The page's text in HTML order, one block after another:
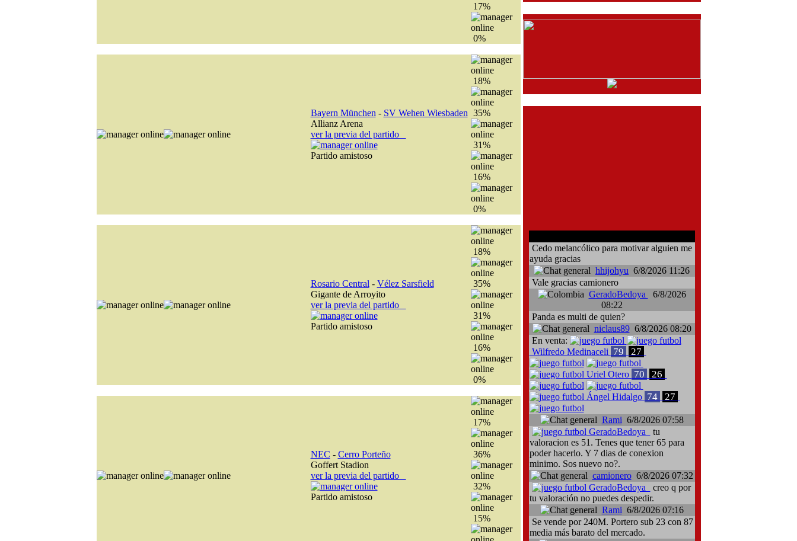
17%
0%
Bayern München - SV Wehen Wiesbaden
Allianz Arena
ver la previa del partido
Partido amistoso
18%
35%
31%
16%
0%
Rosario Central - Vélez Sarsfield
Gigante de Arroyito
ver la previa del partido
Partido amistoso
18%
35%
31%
16%
0%
NEC - Cerro Porteño
Goffert Stadion
ver la previa del partido
Partido amistoso
17%
36%
32%
15%
Cedo melancólico para motivar alguien me
ayuda gracias
hhijohyu 6/8/2026 11:26
Vale gracias camionero
GeradoBedoya
6/8/2026
08:22
Panda es multi de quien?
niclaus896/8/2026 08:20
En venta:
Wilfredo Medinaceli 79 27
Uriel Otero 70 26
Ángel Hidalgo 74 27
Rami 6/8/2026 07:58
GeradoBedoya
tu
valoracion es 51. Tenes que tener 65 para
poder hacerlo. Y 7 dias de conexion
minimo. Sos nuevo no?.
camionero6/8/2026 07:32
GeradoBedoya
creo q por
tu valoración no puedes despedir.
Rami 6/8/2026 07:16
Se vende por 240M. Portero sub 23 con 87
media más barato del mercado.